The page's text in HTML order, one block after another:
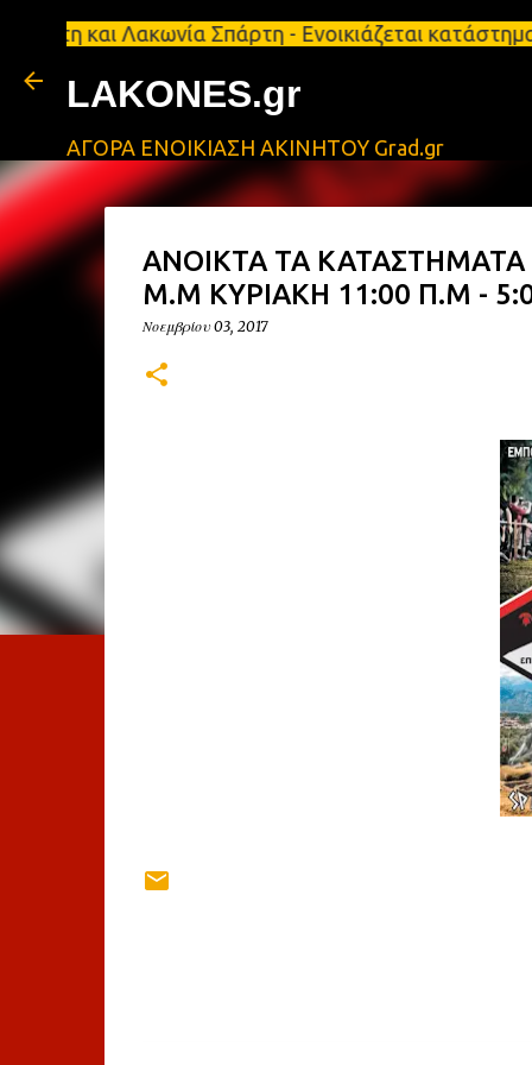
Λακωνία Σπάρτη - Ενοικιάζεται κατάστημα
LAKONES.gr
ΑΓΟΡΑ ΕΝΟΙΚΙΑΣΗ ΑΚΙΝΗΤΟΥ Grad.gr
ΑΝΟΙΚΤΑ ΤΑ
Μ.Μ ΚΥΡΙΑΚΗ 11:00 Π.Μ -
Νοεμβρίου 03, 2017